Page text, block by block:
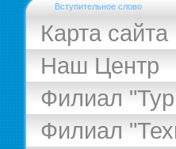
Вступительное слово
Карта сайта
Наш Центр
Филиал
Филиал